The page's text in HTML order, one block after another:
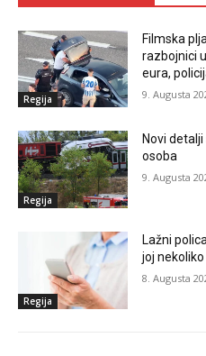
Regija
Filmska
razbojnici
eura,
9. Augusta
Regija
Novi
osoba
9. Augusta
Regija
Lažni
joj
8. Augusta